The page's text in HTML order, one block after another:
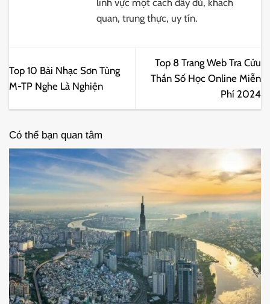
lĩnh vực một cách đầy đủ, khách
quan, trung thực, uy tín.
Top 10 Bài Nhạc Sơn Tùng
M-TP Nghe Là Nghiện
Top 8 Trang Web Tra Cứu
Thần Số Học Online Miễn
Phí 2024
Có thể bạn quan tâm